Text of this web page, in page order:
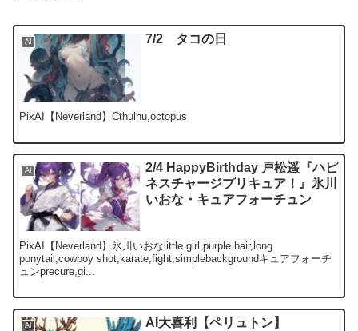
AI 7/2 タコの日
PixAI【Neverland】Cthulhu,octopus
AI
2/4 HappyBirthday 戸松遥『ハピ
ネスチャージプリキュア！』氷川
いおな・キュアフォーチュン
PixAI【Neverland】氷川いおなlittle girl,purple hair,long
ponytail,cowboy shot,karate,fight,simplebackgroundキュアフォーチ
ュンprecure,gi...
AI AI大喜利【ペリュトン】